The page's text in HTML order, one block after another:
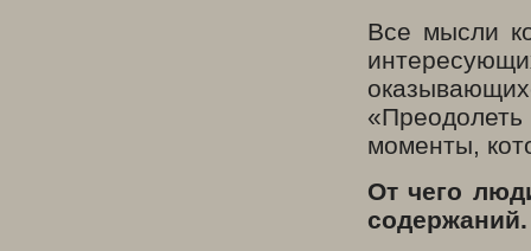
Все мысли
моменты,
От чего